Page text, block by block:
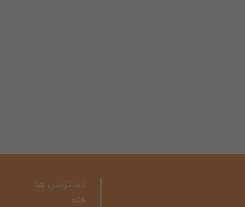
دسترسی ها
خانه